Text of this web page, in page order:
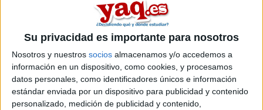
Su privacidad es importante para nosotros
Nosotros y nuestros socios almacenamos y/o accedemos a
información en un dispositivo, como cookies, y procesamos
datos personales, como identificadores únicos e información
estándar enviada por un dispositivo para publicidad y contenido
personalizado, medición de publicidad y contenido,
Soy de Barcelona y tengo bastantes ganas de irme a estudiar
a Madrid. Actualmente estoy cursando un grado superior de
comercio internacional en mi centro que me da la oportunidad
de hacer modalidad 3x2 (3 años, dos títulos) de
C.Internacional + Transporte y Logística. Me gustaría saber si
sabéis de centros públicos que ofrezcan eso, si me
convalidarian todo de la misma manera que en mi centro
actual y demás. Me iría por la zona de Madrid Sud,
Fuelnabrada había pensado. Gracias!